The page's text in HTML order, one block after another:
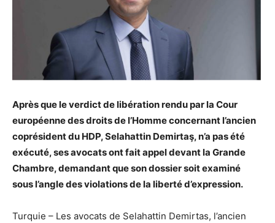
Après que le verdict de libération rendu par la Cour
européenne des droits de l’Homme concernant l’ancien
coprésident du HDP, Selahattin Demirtaş, n’a pas été
exécuté, ses avocats ont fait appel devant la Grande
Chambre, demandant que son dossier soit examiné
sous l’angle des violations de la liberté d’expression.
Turquie – Les avocats de Selahattin Demirtas, l’ancien